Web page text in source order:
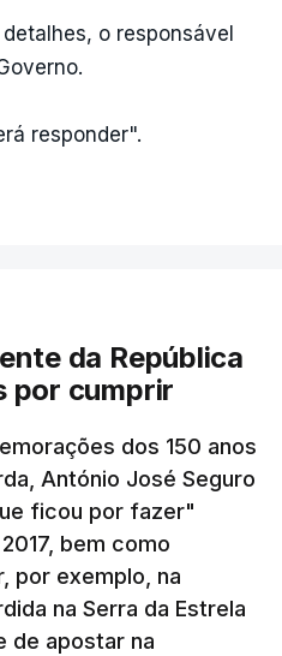
o responsável
responder".
da República
por cumprir
dos 150 anos
António José Seguro
ficou por fazer"
bem como
por exemplo, na
na Serra da Estrela
de apostar na